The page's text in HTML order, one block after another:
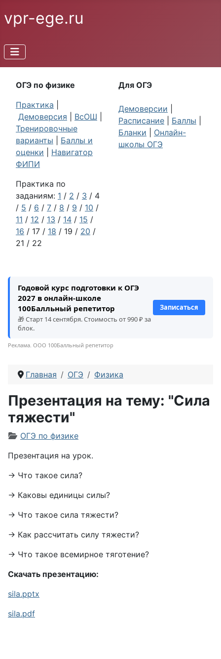
vpr-ege.ru
ОГЭ по физике
Практика
Демоверсия
ВсОШ
Тренировочные
варианты
Баллы и
оценки
Навигатор
ФИПИ
Практика по
заданиям: 1 / 2 / 3 / 4
/ 5 / 6 / 7 / 8 / 9 / 10 /
11 / 12 / 13 / 14 / 15 /
16 / 17 / 18 / 19 / 20 /
21 / 22
Для ОГЭ
Демоверсии
Расписание
Баллы
Бланки
Онлайн-
школы ОГЭ
Годовой курс подготовки к ОГЭ
2027 в онлайн-школе
100Балльный репетитор
🎁 Старт 14 сентября. Стоимость от 990 ₽ за
блок.
Записаться
Реклама. ООО 100Балльный репетитор
Главная ОГЭ Физика
Презентация на тему: "Сила
тяжести"
Информация о материале
ОГЭ по физике
Презентация на урок.
→ Что такое сила?
→ Каковы единицы силы?
→ Что такое сила тяжести?
→ Как рассчитать силу тяжести?
→ Что такое всемирное тяготение?
Скачать презентацию:
sila.pptx
sila.pdf